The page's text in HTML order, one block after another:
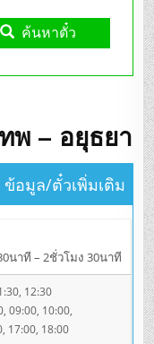
ค้นหาตั๋ว
พ – อยุธยา
ข้อมูล/ตั๋วเพิ่มเติม
นาที – 2ชั่วโมง 30นาที
12:30
09:00, 10:00,
17:00, 18:00